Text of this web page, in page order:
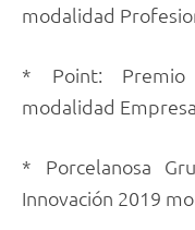
modalidad
* Point: Premio
modalidad
* Porcelanosa
Innovación 2019